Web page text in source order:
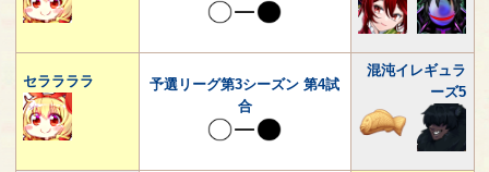
セララララ
予選リーグ第3シーズン 第4試
合
混沌イレギュラ
ーズ5